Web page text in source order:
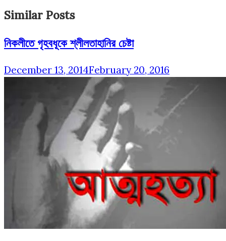
Similar Posts
নিকলীতে গৃহবধূকে শ্লীলতাহানির চেষ্টা
December 13, 2014February 20, 2016